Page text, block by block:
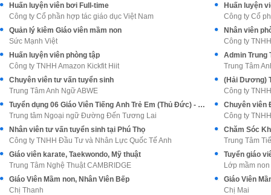
Huấn luyện viên bơi Full-time
Công ty Cổ phần hợp tác giáo dục Việt Nam
Huấn luyện
Công ty Cổ
Quản lý kiêm Giáo viên mầm non
Sức Mạnh Việt
Nhân viên
Công ty
Huấn luyện viên phòng tập
Công ty TNHH Amazon Kickfit Hiit
Admin Trung
Trung Tâm
Chuyên viên tư vấn tuyển sinh
Trung Tâm Anh Ngữ ABWE
(Hải Dương)
Công ty
Tuyển dụng 06 Giáo Viên Tiếng Anh Trẻ Em (Thủ Đức) - Đi Làm Ngay
Trung tâm Ngoại ngữ Đường Đến Tương Lai
Chuyên viên
Công ty
Nhân viên tư vấn tuyển sinh tại Phú Thọ
Công ty TNHH Đầu Tư và Nhân Lực Quốc Tế Anh
Chăm Sóc
Trung Tâm
Giáo viên karate, Taekwondo, Mỹ thuật
Trung Tâm Nghệ Thuật CAMBRIDGE
Tuyển giáo
Lớp mầm
Giáo Viên Mầm non, Nhân Viên Bếp
Chị Thanh
Giáo Viên
Chị Mai